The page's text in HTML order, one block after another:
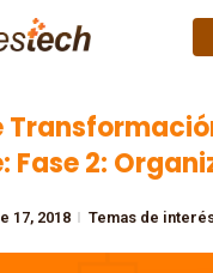
Fase 2:
17, 2018 Temas de